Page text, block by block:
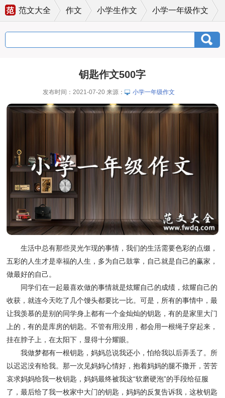
范文大全 作文 小学生作文 小学一年级作文
钥匙作文500字
发布时间：2021-07-20 来源： 小学一年级作文
生活中总有那些灵光乍现的事情，我们的生活需要色彩的点缀，
五彩的人生才是幸福的人生，多为自己鼓掌，自己就是自己的赢家，
做最好的自己。
同学们在一起最喜欢做的事情就是炫耀自己的成绩，炫耀自己的
收获，就连今天吃了几个馒头都要比一比。可是，所有的事情中，最
让我羡慕的是别的同学身上都有一个金灿灿的钥匙，有的是家里大门
上的，有的是库房的钥匙。不管有用没用，都会用一根绳子穿起来，
挂在脖子上，在太阳下，显得十分耀眼。
我做梦都有一根钥匙，妈妈总说我还小，怕给我以后弄丢了。所
以迟迟没有给我。那一次见妈妈心情好，抱着妈妈的腿不撒开，苦苦
哀求妈妈给我一枚钥匙，妈妈最终被我这“软磨硬泡”的手段给征服
了，最后给了我一枚家中大门的钥匙，妈妈的反复告诉我，这枚钥匙